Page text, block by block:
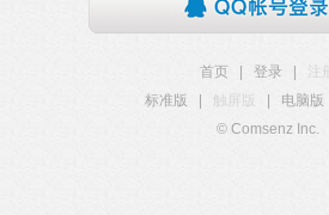
首页 登录
注册
标准版
触屏版 电脑版
© Comsenz Inc.